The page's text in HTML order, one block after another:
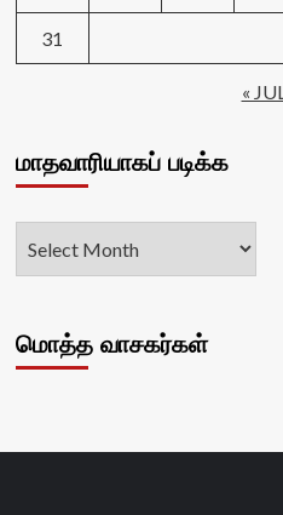
31
« JUL
மாதவாரியாகப் படிக்க
மொத்த வாசகர்கள்